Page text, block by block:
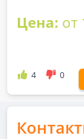
Цена: от
4 0